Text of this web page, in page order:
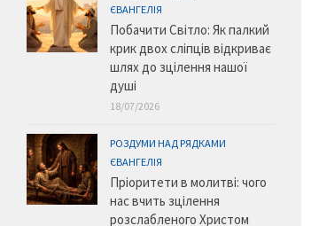
ЄВАНГЕЛІЯ
Побачити Світло: Як палкий
крик двох сліпців відкриває
шлях до зцілення нашої
душі
18/07/2026
РОЗДУМИ НАД РЯДКАМИ
ЄВАНГЕЛІЯ
Пріоритети в молитві: чого
нас вчить зцілення
розслабленого Христом